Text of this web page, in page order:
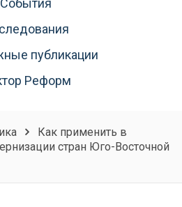
События
публикации
Реформ
Как применить в
стран Юго-Восточной